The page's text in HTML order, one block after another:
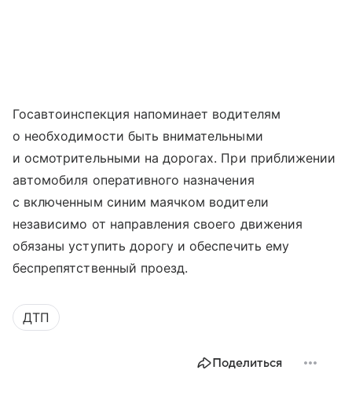
Госавтоинспекция напоминает водителям
о необходимости быть внимательными
и осмотрительными на дорогах. При приближении
автомобиля оперативного назначения
с включенным синим маячком водители
независимо от направления своего движения
обязаны уступить дорогу и обеспечить ему
беспрепятственный проезд.
ДТП
Поделиться